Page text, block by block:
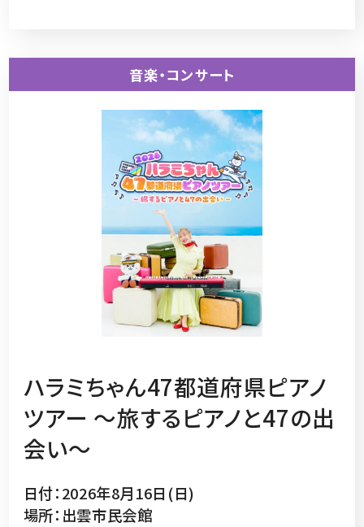
音楽・コンサート
ハラミちゃん47都道府県ピアノ
ツアー 〜旅するピアノと47の出
会い〜
日付：2026年8月16日(日)
場所：出雲市民会館